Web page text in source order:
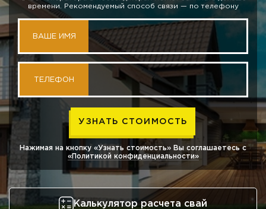
времени. Рекомендуемый способ связи — по телефону
ВАШЕ ИМЯ
ТЕЛЕФОН
Нажимая на кнопку «Узнать стоимость» Вы соглашаетесь с
«Политикой конфиденциальности»
Калькулятор расчета свай